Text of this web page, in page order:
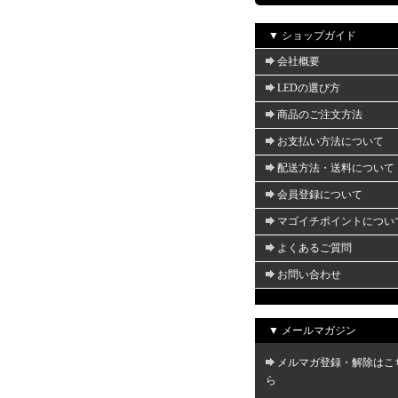
▼ ショップガイド
会社概要
LEDの選び方
商品のご注文方法
お支払い方法について
配送方法・送料について
会員登録について
マゴイチポイントについ
よくあるご質問
お問い合わせ
▼ メールマガジン
メルマガ登録・解除はこ
ら